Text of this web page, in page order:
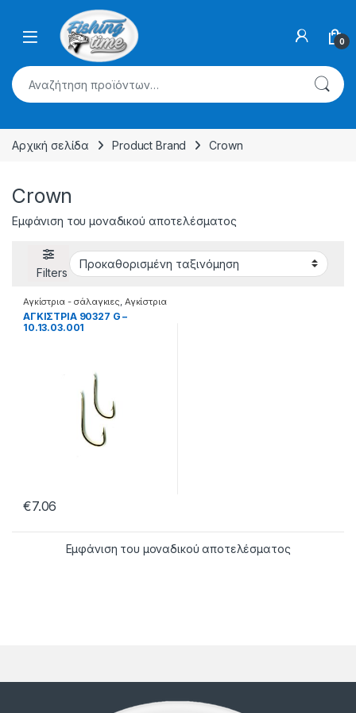
Skip to navigation
0
Αναζήτηση για:
Αρχική σελίδα Product Brand Crown
Crown
Εμφάνιση του μοναδικού αποτελέσματος
Filters
Αγκίστρια - σάλαγκιες, Αγκίστρια
σε κυτία
ΑΓΚΙΣΤΡΙΑ 90327 G –
10.13.03.001
€7.06
Εμφάνιση του μοναδικού αποτελέσματος